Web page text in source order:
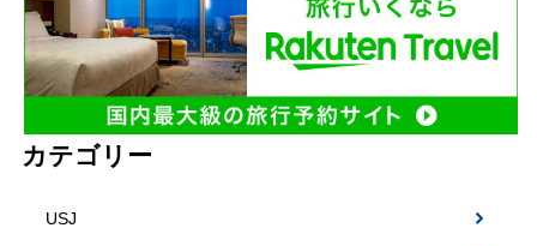
カテゴリー
USJ